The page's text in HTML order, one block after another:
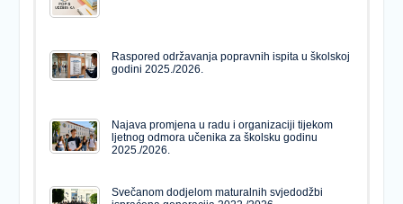
Raspored održavanja popravnih ispita u školskoj
godini 2025./2026.
Najava promjena u radu i organizaciji tijekom
ljetnog odmora učenika za školsku godinu
2025./2026.
Svečanom dodjelom maturalnih svjedodžbi